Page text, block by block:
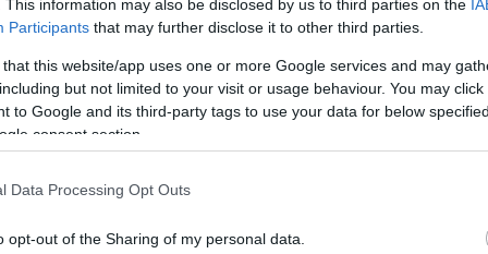
This information may also be disclosed by us to third parties on the
Participants that may further disclose it to other third parties.
that this website/app uses one or more Google services and may
but not limited to your visit or usage behaviour. You may
to Google and its third-party tags to use your data for below
consent section.
Data Processing Opt Outs
opt-out of the Sharing of my personal data.
PRONEWS.GR /GOOD LIFE
Το χρώμα των τοίχων στο υπνοδωμάτιο
επηρεάζει τον ύπνο – Δείτε ποιο
αποφεύγετε
01.08.2026 | 10:45